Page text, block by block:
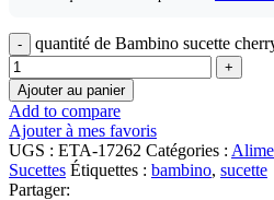
quantité de Bambino sucette
Ajouter au panier
Add to compare
Ajouter à mes favoris
UGS : ETA-17262 Catégories :
Sucettes Étiquettes : bambino, sucette
Partager: